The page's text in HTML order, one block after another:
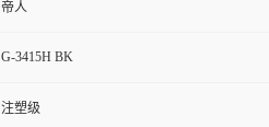
帝人
G-3415H BK
注塑级